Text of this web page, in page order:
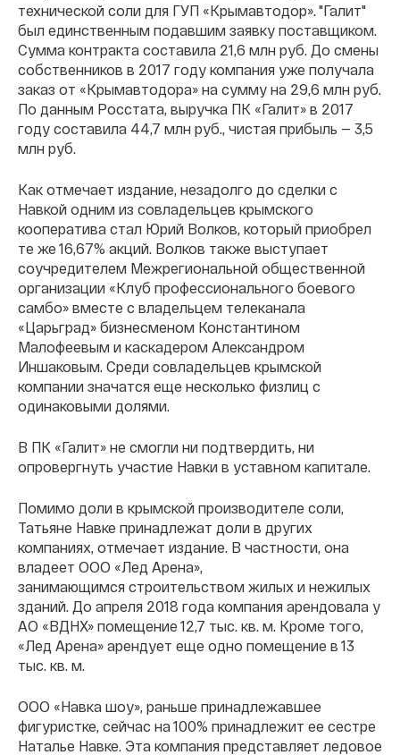
технической соли для ГУП «Крымавтодор». "Галит"
был единственным подавшим заявку поставщиком.
Сумма контракта составила 21,6 млн руб. До смены
собственников в 2017 году компания уже получала
заказ от «Крымавтодора» на сумму на 29,6 млн руб.
По данным Росстата, выручка ПК «Галит» в 2017
году составила 44,7 млн руб., чистая прибыль — 3,5
млн руб.
Как отмечает издание, незадолго до сделки с
Навкой одним из совладельцев крымского
кооператива стал Юрий Волков, который приобрел
те же 16,67% акций. Волков также выступает
соучредителем Межрегиональной общественной
организации «Клуб профессионального боевого
самбо» вместе с владельцем телеканала
«Царьград» бизнесменом Константином
Малофеевым и каскадером Александром
Иншаковым. Среди совладельцев крымской
компании значатся еще несколько физлиц с
одинаковыми долями.
В ПК «Галит» не смогли ни подтвердить, ни
опровергнуть участие Навки в уставном капитале.
Помимо доли в крымской производителе соли,
Татьяне Навке принадлежат доли в других
компаниях, отмечает издание. В частности, она
владеет ООО «Лед Арена»,
занимающимся строительством жилых и нежилых
зданий. До апреля 2018 года компания арендовала у
АО «ВДНХ» помещение 12,7 тыс. кв. м. Кроме того,
«Лед Арена» арендует еще одно помещение в 13
тыс. кв. м.
ООО «Навка шоу», раньше принадлежавшее
фигуристке, сейчас на 100% принадлежит ее сестре
Наталье Навке. Эта компания представляет ледовое